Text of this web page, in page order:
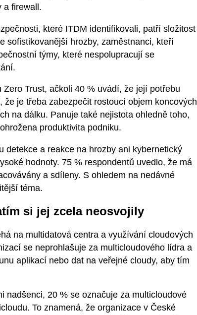
a firewall.
které ITDM identifikovali, patří složitost
sofistikovanější hrozby, zaměstnanci, kteří
týmy, které nespolupracují se
Trust, ačkoli 40 % uvádí, že její potřebu
je třeba zabezpečit rostoucí objem koncových
na dálku. Panuje také nejistota ohledně toho,
produktivita podniku.
detekce a reakce na hrozby ani kybernetický
hodnoty. 75 % respondentů uvedlo, že má
a sdíleny. S ohledem na nedávné
téma.
si jej zcela neosvojily
na multidatová centra a využívání cloudových
se neprohlašuje za multicloudového lídra a
aplikací nebo dat na veřejné cloudy, aby tím
nadšenci, 20 % se označuje za multicloudové
To znamená, že organizace v České